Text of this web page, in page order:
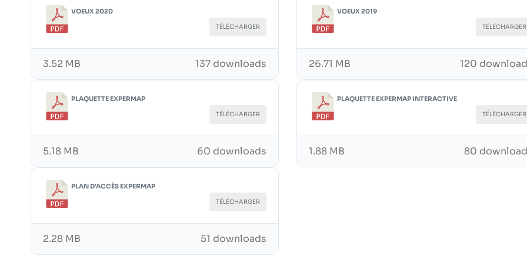
VOEUX 2020
TÉLÉCHARGER
137 downloads
3.52 MB
VOEUX 2019
TÉLÉCHARGER
120
26.71 MB
PLAQUETTE EXPERMAP
TÉLÉCHARGER
60 downloads
5.18 MB
PLAQUETTE EXPERMAP INTERACTIVE
TÉLÉCHARGER
80
1.88 MB
PLAN D'ACCÈS EXPERMAP
TÉLÉCHARGER
51 downloads
2.28 MB